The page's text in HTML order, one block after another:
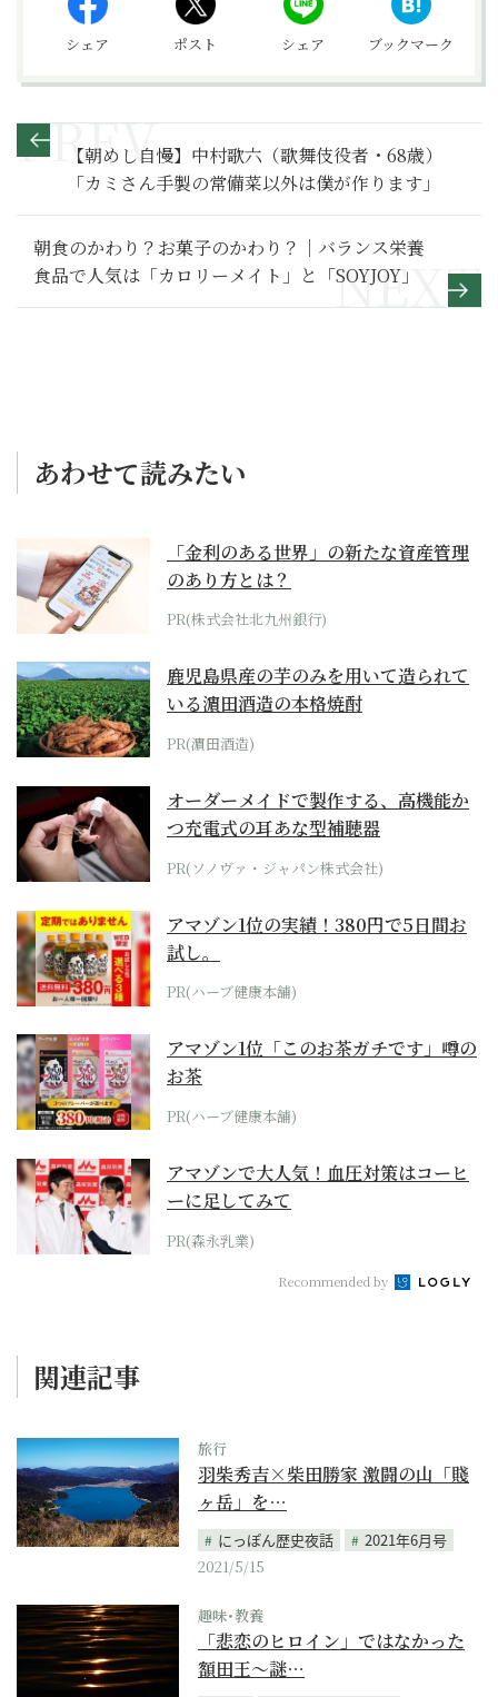
シェア ポスト シェア ブックマーク
【朝めし自慢】中村歌六（歌舞伎役者・68歳）
「カミさん手製の常備菜以外は僕が作ります」
朝食のかわり？お菓子のかわり？｜バランス栄養
食品で人気は「カロリーメイト」と「SOYJOY」
あわせて読みたい
「金利のある世界」の新たな資産管理
のあり方とは？
PR(株式会社北九州銀行)
鹿児島県産の芋のみを用いて造られて
いる濵田酒造の本格焼酎
PR(濵田酒造)
オーダーメイドで製作する、高機能か
つ充電式の耳あな型補聴器
PR(ソノヴァ・ジャパン株式会社)
アマゾン1位の実績！380円で5日間お
試し。
PR(ハーブ健康本舗)
アマゾン1位「このお茶ガチです」噂の
お茶
PR(ハーブ健康本舗)
アマゾンで大人気！血圧対策はコーヒ
ーに足してみて
PR(森永乳業)
Recommended by
関連記事
旅行
羽柴秀吉×柴田勝家 激闘の山「賤
ヶ岳」を…
にっぽん歴史夜話
2021年6月号
2021/5/15
趣味･教養
「悲恋のヒロイン」ではなかった
額田王～謎…